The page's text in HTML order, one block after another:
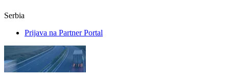
Serbia
Prijava na Partner Portal